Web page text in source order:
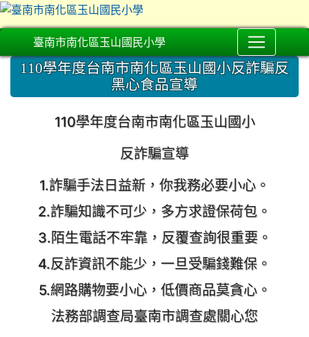
臺南市南化區玉山國民小學
110學年度台南市南化區玉山國小反詐騙反
黑心食品宣導
110學年度台南市南化區玉山國小
反詐騙宣導
1.詐騙手法日益新，你我務必要小心。
2.詐騙知識不可少，多方求證保荷包。
3.陌生電話不牢靠，反覆查詢很重要。
4.反詐資訊不能少，一旦受騙錢難保。
5.網路購物要小心，低價商品莫貪心。
法務部調查局臺南市調查處關心您